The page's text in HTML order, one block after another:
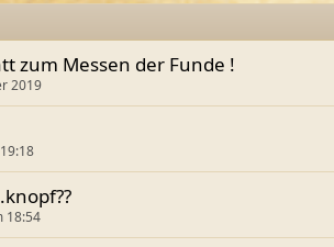
zum Messen der Funde !
2019
18:54